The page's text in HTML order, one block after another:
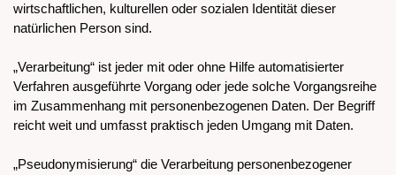
wirtschaftlichen, kulturellen oder sozialen Identität dieser
natürlichen Person sind.
„Verarbeitung“ ist jeder mit oder ohne Hilfe automatisierter
Verfahren ausgeführte Vorgang oder jede solche Vorgangsreihe
im Zusammenhang mit personenbezogenen Daten. Der Begriff
reicht weit und umfasst praktisch jeden Umgang mit Daten.
„Pseudonymisierung“ die Verarbeitung personenbezogener